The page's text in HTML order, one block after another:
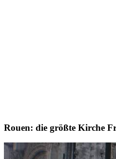
Rouen: die größte Kirche